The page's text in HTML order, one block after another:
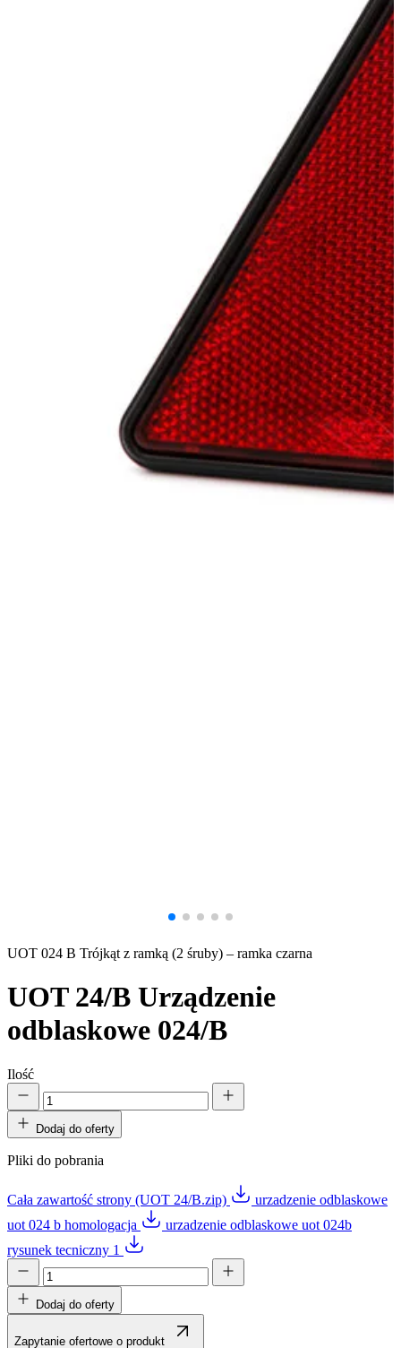
UOT 024 B Trójkąt z ramką (2 śruby) – ramka czarna
UOT 24/B Urządzenie
odblaskowe 024/B
Ilość
Dodaj do oferty
Pliki do pobrania
Cała zawartość strony (UOT 24/B.zip)
urzadzenie odblaskowe
uot 024 b homologacja
urzadzenie odblaskowe uot 024b
rysunek tecniczny 1
Dodaj do oferty
Zapytanie ofertowe o produkt